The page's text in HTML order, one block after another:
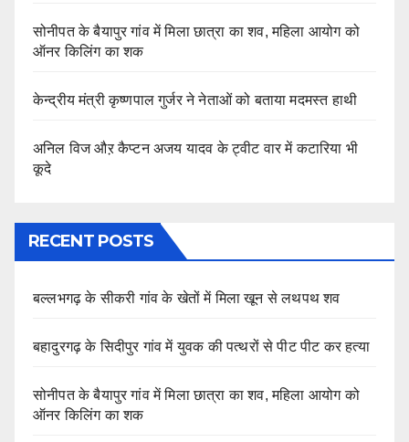
सोनीपत के बैयापुर गांव में मिला छात्रा का शव, महिला आयोग को
ऑनर किलिंग का शक
केन्द्रीय मंत्री कृष्णपाल गुर्जर ने नेताओं को बताया मदमस्त हाथी
अनिल विज औऱ कैप्टन अजय यादव के ट्वीट वार में कटारिया भी
कूदे
RECENT POSTS
बल्लभगढ़ के सीकरी गांव के खेतों में मिला खून से लथपथ शव
बहादुरगढ़ के सिदीपुर गांव में युवक की पत्थरों से पीट पीट कर हत्या
सोनीपत के बैयापुर गांव में मिला छात्रा का शव, महिला आयोग को
ऑनर किलिंग का शक